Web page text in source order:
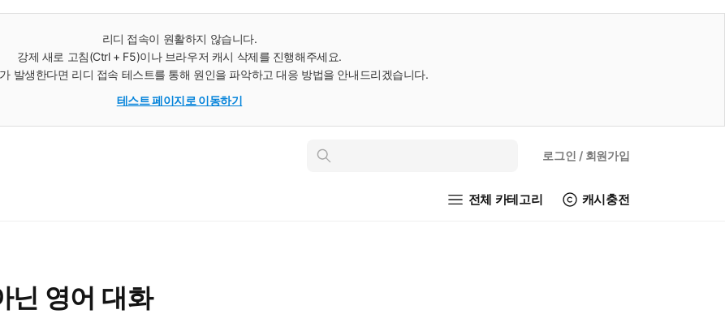
리디 접속이 원활하지 않습니다.
강제 새로 고침(Ctrl + F5)이나 브라우저 캐시 삭제를 진행해주세요.
발생한다면 리디 접속 테스트를 통해 원인을 파악하고 대응 방법을 안내드리겠습니다.
테스트 페이지로 이동하기
인
로그인 / 회원가입
전체 카테고리 캐시충전
닌 영어 대화